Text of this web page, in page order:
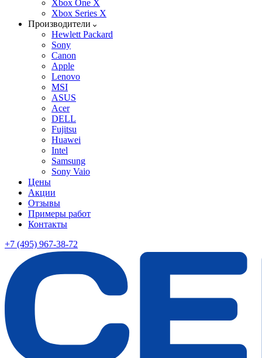
Xbox One X
Xbox Series X
Производители
Hewlett Packard
Sony
Canon
Apple
Lenovo
MSI
ASUS
Acer
DELL
Fujitsu
Huawei
Intel
Samsung
Sony Vaio
Цены
Акции
Отзывы
Примеры работ
Контакты
+7 (495) 967-38-72